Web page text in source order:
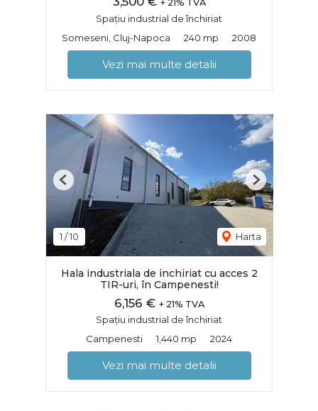
+ 21% TVA
Spațiu industrial de închiriat
Someseni, Cluj-Napoca
240 mp 2008
Vezi mai multe detalii
1 /10 Harta
Previous Next
Hala industriala de inchiriat cu acces 2
TIR-uri, în Campenesti!
6,156 € + 21% TVA
Spațiu industrial de închiriat
Campenesti
1,440 mp 2024
Vezi mai multe detalii